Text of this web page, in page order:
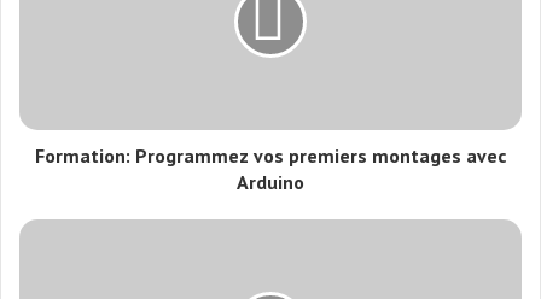
Formation: Programmez vos premiers montages avec
Arduino